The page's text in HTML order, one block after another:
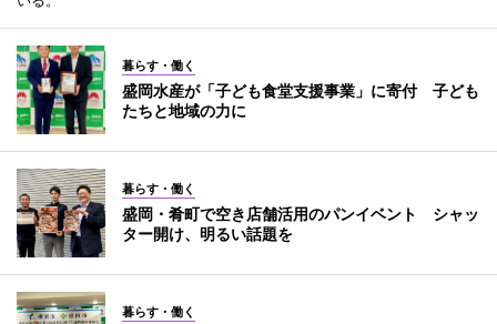
暮らす・働く
盛岡水産が「子ども食堂支援事業」に寄付 子ども
たちと地域の力に
暮らす・働く
盛岡・肴町で空き店舗活用のパンイベント シャッ
ター開け、明るい話題を
暮らす・働く